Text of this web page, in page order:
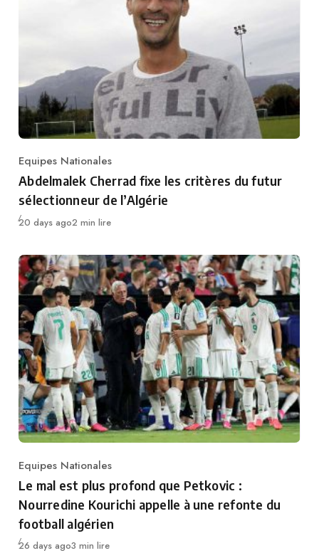
Category
Equipes Nationales
Abdelmalek Cherrad fixe les critères du futur
sélectionneur de l’Algérie
Publié
20 days ago2 min lire
Category
Equipes Nationales
Le mal est plus profond que Petkovic :
Nourredine Kourichi appelle à une refonte du
football algérien
Publié
26 days ago3 min lire